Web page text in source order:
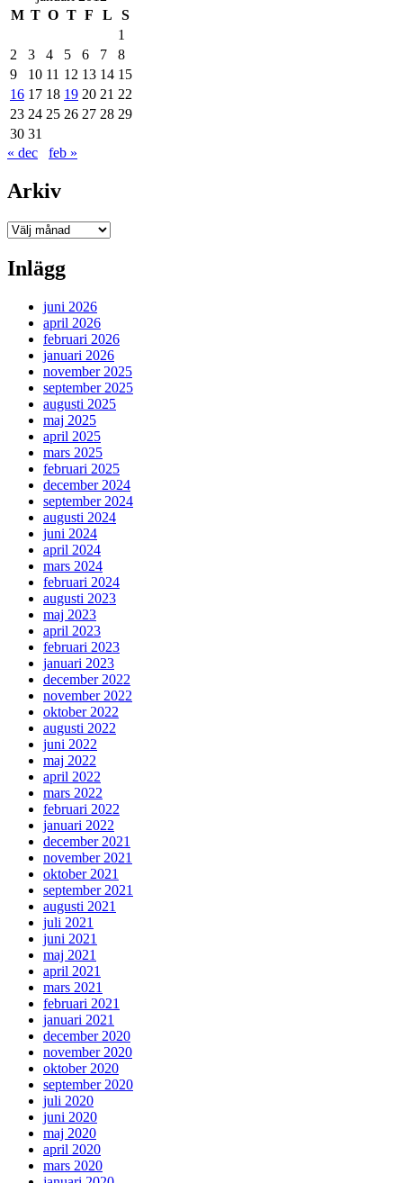
M T O T F L
S
1
2
3 4 5 6 7
8
9
10 11 12 13 14 15
16 17 18 19 20 21 22
23 24 25 26 27 28 29
30 31
« dec
feb »
Arkiv
Arkiv
Inlägg
juni 2026
april 2026
februari 2026
januari 2026
november 2025
september 2025
augusti 2025
maj 2025
april 2025
mars 2025
februari 2025
december 2024
september 2024
augusti 2024
juni 2024
april 2024
mars 2024
februari 2024
augusti 2023
maj 2023
april 2023
februari 2023
januari 2023
december 2022
november 2022
oktober 2022
augusti 2022
juni 2022
maj 2022
april 2022
mars 2022
februari 2022
januari 2022
december 2021
november 2021
oktober 2021
september 2021
augusti 2021
juli 2021
juni 2021
maj 2021
april 2021
mars 2021
februari 2021
januari 2021
december 2020
november 2020
oktober 2020
september 2020
juli 2020
juni 2020
maj 2020
april 2020
mars 2020